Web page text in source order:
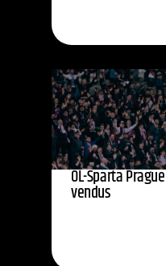
OL-Sparta
vendus